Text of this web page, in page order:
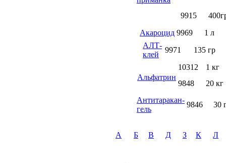
9915
Акароцид 9969
1 л
АЛТ-
клей
9971 135 гр
Альфатрин
10312
1 кг
9848
20 кг
Антитаракан-
гель
9846 30
А Б В Д З К Л